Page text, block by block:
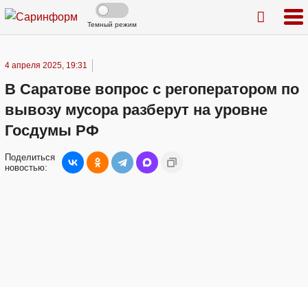
Темный режим
4 апреля 2025, 19:31
В Саратове вопрос с регоператором по
вывозу мусора разберут на уровне
Госдумы РФ
Поделиться
новостью: